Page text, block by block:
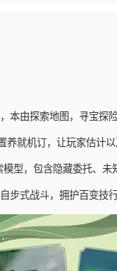
本由探索地图，寻宝探
养就机订，让玩家估计
型，包含隐藏委托、
步式战斗，拥护百变技